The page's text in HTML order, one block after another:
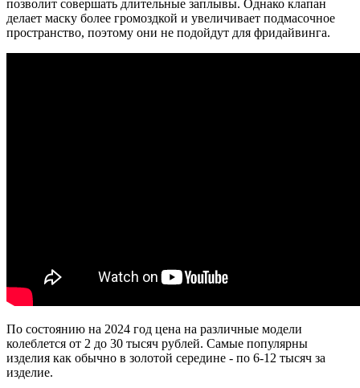
позволит совершать длительные заплывы. Однако клапан
делает маску более громоздкой и увеличивает подмасочное
пространство, поэтому они не подойдут для фридайвинга.
По состоянию на 2024 год цена на различные модели
колеблется от 2 до 30 тысяч рублей. Самые популярны
изделия как обычно в золотой середине - по 6-12 тысяч за
изделие.